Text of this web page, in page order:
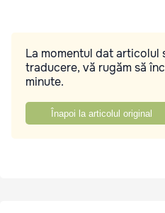
La momentul dat articolul
traducere, vă rugăm să
minute.
Înapoi la articolul original